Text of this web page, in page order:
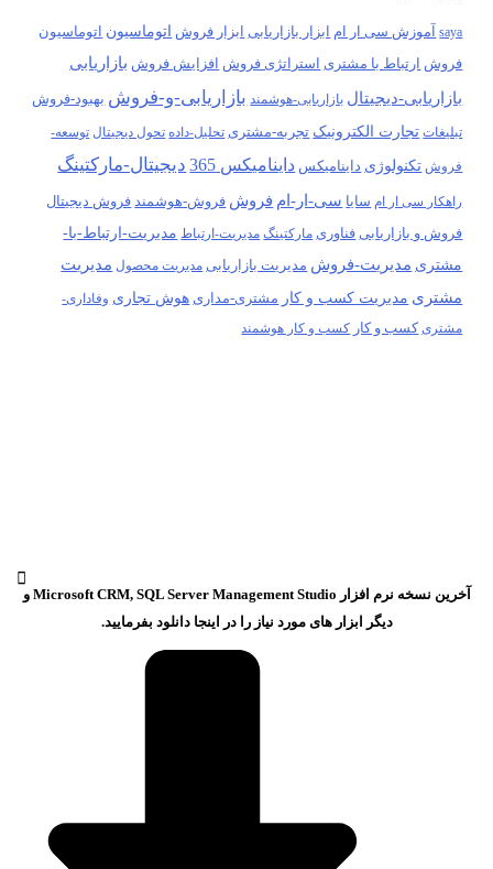
آموزش سی ار ام ابزار بازاریابی ابزار فروش اتوماسیون اتوماسیون
فروش ارتباط با مشتری استراتژی فروش افزایش فروش بازاریابی
بازاریابی-دیجیتال بازاریابی-هوشمند بازاریابی-و-فروش بهبود-فروش
تبلیغات تجارت الکترونیک تجربه-مشتری تحلیل-داده تحول دیجیتال توسعه-
فروش تکنولوژی داینامیکس داینامیکس 365 دیجیتال-مارکتینگ
راهکار سی ار ام سایا سی-ار-ام فروش فروش-هوشمند فروش دیجیتال
فروش و بازاریابی فناوری مارکتینگ مدیریت-ارتباط مدیریت-ارتباط-با-
مشتریمدیریت-فروش مدیریت بازاریابی مدیریت محصول مدیریت
مشتریمدیریت کسب و کار مشتری-مداری هوش تجاری وفاداری-
مشتری کسب و کار کسب و کار هوشمند
آخرین نسخه نرم افزار Microsoft CRM, SQL Server Management Studio و
دیگر ابزار های مورد نیاز را در اینجا دانلود بفرمایید.